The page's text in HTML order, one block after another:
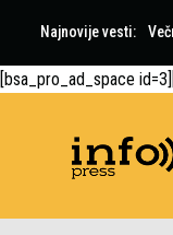
Najnovije vesti:
[bsa_pro_ad_space